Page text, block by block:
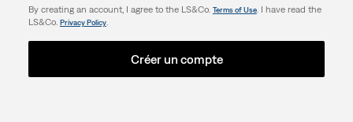
By creating an account, I agree to the LS&Co. Terms of Use. I have read the
LS&Co. Privacy Policy.
Créer un compte